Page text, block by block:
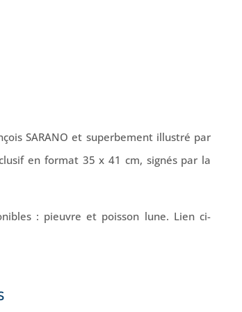
SARANO et superbement illustré par
en format 35 x 41 cm, signés par la
: pieuvre et poisson lune. Lien ci-